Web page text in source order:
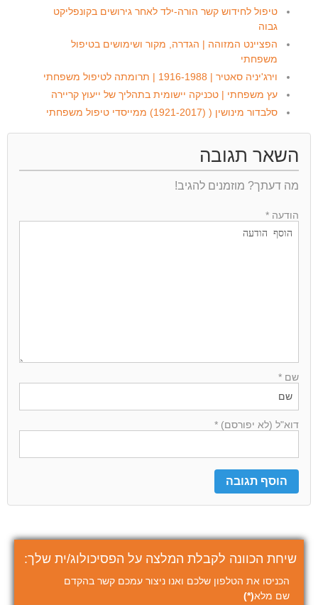
טיפול לחידוש קשר הורה-ילד לאחר גירושים בקונפליקט
גבוה
הפציינט המזוהה | הגדרה, מקור ושימושים בטיפול
משפחתי
וירג'יניה סאטיר | 1916-1988 | תרומתה לטיפול משפחתי
עץ משפחתי | טכניקה יישומית בתהליך של ייעוץ קריירה
סלבדור מינושין ( (1921-2017) ממייסדי טיפול משפחתי
השאר תגובה
מה דעתך? מוזמנים להגיב!
הודעה *
שם *
דוא"ל (לא יפורסם) *
שיחת הכוונה לקבלת המלצה על הפסיכולוג/ית שלך:
הכניסו את הטלפון שלכם ואנו ניצור עמכם קשר בהקדם
שם מלא(*)